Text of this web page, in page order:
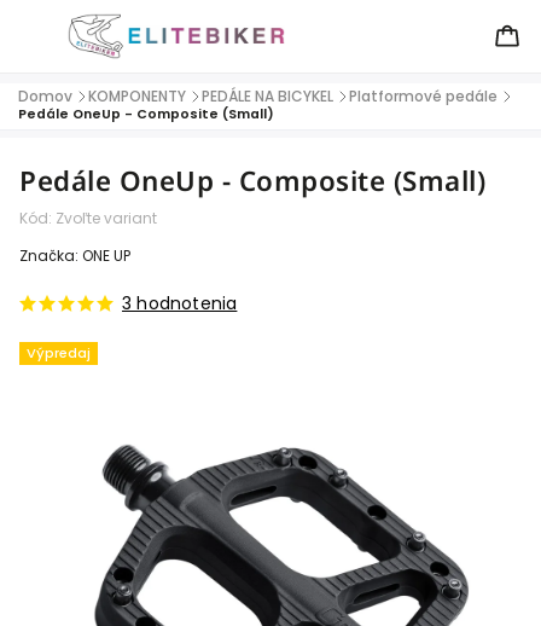
Domov / KOMPONENTY / PEDÁLE NA BICYKEL / Platformové pedále /
Pedále OneUp - Composite (Small)
Pedále OneUp - Composite (Small)
Kód: Zvoľte variant
Výpredaj
3 hodnotenia
Značka: ONE UP